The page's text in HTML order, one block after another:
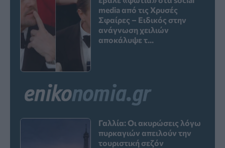
media από τις Χρυσές
Σφαίρες – Ειδικός στην
ανάγνωση χειλιών
αποκάλυψε τ...
Γαλλία: Οι ακυρώσεις λόγω
πυρκαγιών απειλούν την
τουριστική σεζόν